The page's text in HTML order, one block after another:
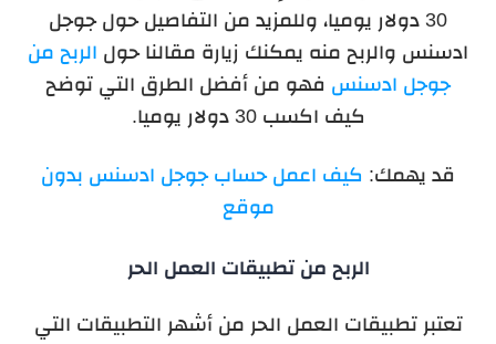
30 دولار يوميا، وللمزيد من التفاصيل حول جوجل
ادسنس والربح منه يمكنك زيارة مقالنا حول الربح من
جوجل ادسنس فهو من أفضل الطرق التي توضح
كيف اكسب 30 دولار يوميا.
قد يهمك: كيف اعمل حساب جوجل ادسنس بدون
موقع
الربح من تطبيقات العمل الحر
تعتبر تطبيقات العمل الحر من أشهر التطبيقات التي